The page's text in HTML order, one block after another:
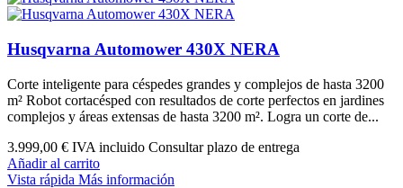
Husqvarna Automower 430X NERA
Corte inteligente para céspedes grandes y complejos de hasta 3200
m² Robot cortacésped con resultados de corte perfectos en jardines
complejos y áreas extensas de hasta 3200 m². Logra un corte de...
3.999,00 € IVA incluido Consultar plazo de entrega
Añadir al carrito
Vista rápida Más información